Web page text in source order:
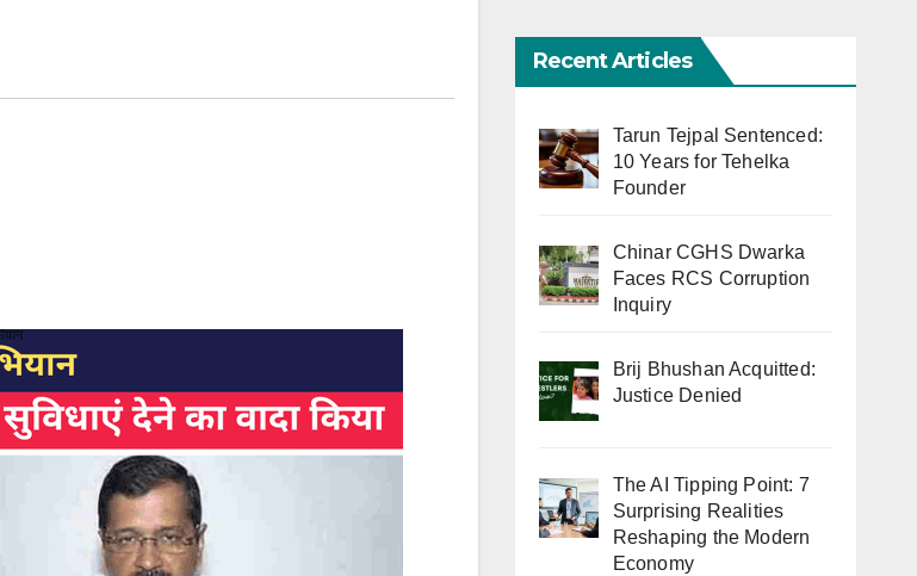
Recent Articles
Tarun Tejpal Sentenced:
10 Years for Tehelka
Founder
Chinar CGHS Dwarka
Faces RCS Corruption
Inquiry
Brij Bhushan Acquitted:
Justice Denied
The AI Tipping Point: 7
Surprising Realities
Reshaping the Modern
Economy